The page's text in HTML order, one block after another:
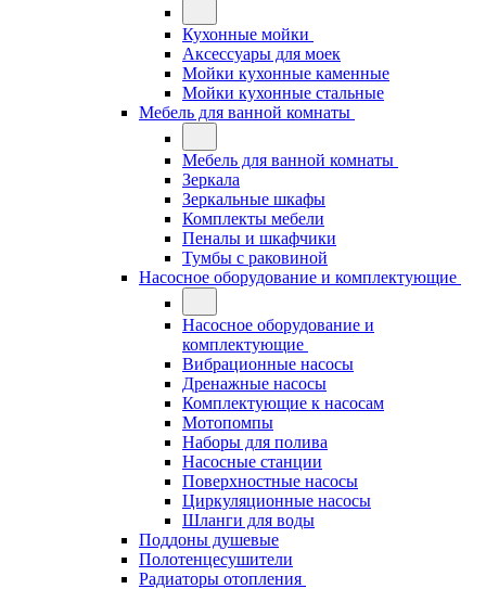
Кухонные мойки
Аксессуары для моек
Мойки кухонные каменные
Мойки кухонные стальные
Мебель для ванной комнаты
Мебель для ванной комнаты
Зеркала
Зеркальные шкафы
Комплекты мебели
Пеналы и шкафчики
Тумбы с раковиной
Насосное оборудование и комплектующие
Насосное оборудование и
комплектующие
Вибрационные насосы
Дренажные насосы
Комплектующие к насосам
Мотопомпы
Наборы для полива
Насосные станции
Поверхностные насосы
Циркуляционные насосы
Шланги для воды
Поддоны душевые
Полотенцесушители
Радиаторы отопления